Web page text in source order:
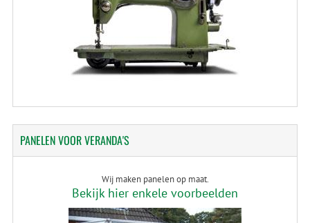
PANELENVOOR VERANDA'S
Wij maken panelen op maat.
Bekijk hier enkele voorbeelden